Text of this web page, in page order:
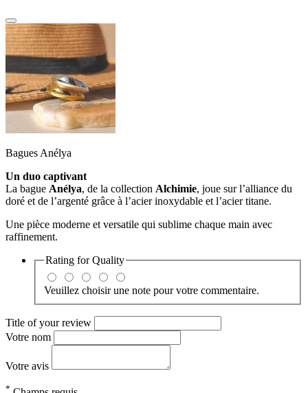
Bagues Anélya
Un duo captivant
La bague Anélya, de la collection Alchimie, joue sur l’alliance du
doré et de l’argenté grâce à l’acier inoxydable et l’acier titane.
Une pièce moderne et versatile qui sublime chaque main avec
raffinement.
Rating forQuality
Veuillez choisir une note pour votre commentaire.
Title of your review
Votre nom
Votre avis
*